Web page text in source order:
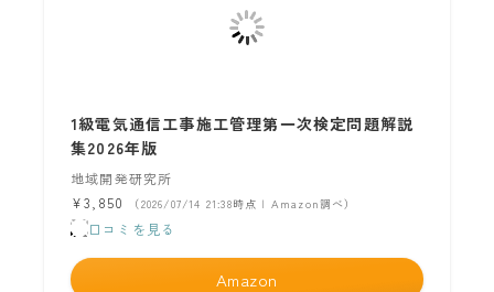
1級電気通信工事施工管理第一次検定問題解説
集2026年版
地域開発研究所
¥3,850
（2026/07/14 21:38時点 | Amazon調べ）
口コミを見る
Amazon